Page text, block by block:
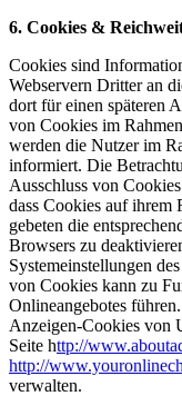
6. Cookies &
Cookies sind
Webservern Dritter an
dort für einen späteren
von Cookies im
werden die Nutzer im
informiert. Die
Ausschluss von
dass Cookies auf ihrem
gebeten die
Browsers zu
Systemeinstellungen
von Cookies kann zu
Onlineangebotes
Anzeigen-Cookies von
Seite http://
http://
verwalten.